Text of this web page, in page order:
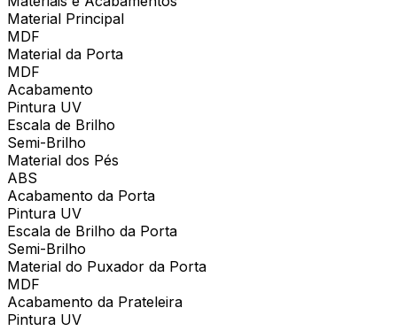
Material Principal
MDF
Material da Porta
MDF
Acabamento
Pintura UV
Escala de Brilho
Semi-Brilho
Material dos Pés
ABS
Acabamento da Porta
Pintura UV
Escala de Brilho da Porta
Semi-Brilho
Material do Puxador da Porta
MDF
Acabamento da Prateleira
Pintura UV